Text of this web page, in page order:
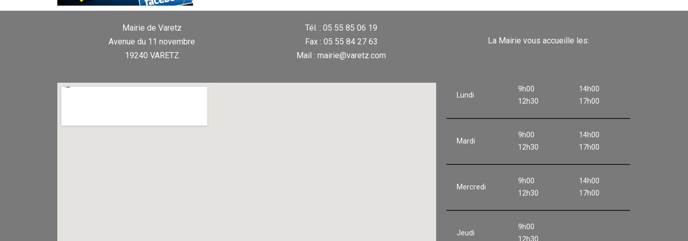
Mairie de Varetz
Avenue du 11 novembre
19240 VARETZ
Tél. : 05 55 85 06 19
Fax : 05 55 84 27 63
Mail : mairie@varetz.com
La Mairie vous accueille les:
Lundi
9h00
12h30
14h00
17h00
Mardi
9h00
12h30
14h00
17h00
Mercredi
9h00
12h30
14h00
17h00
Jeudi
9h00
12h30